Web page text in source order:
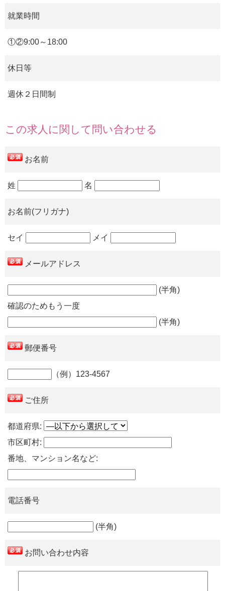
就業時間
①②9:00～18:00
休日等
週休２日間制
この求人に関して問い合わせる
お名前
姓 名
お名前(フリガナ)
セイ メイ
メールアドレス
(半角)
確認のためもう一度
(半角)
郵便番号
（例）123-4567
ご住所
都道府県:
市区町村:
番地、マンション名など:
電話番号
(半角)
お問い合わせ内容